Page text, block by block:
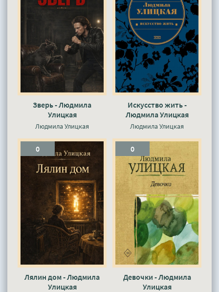
Зверь - Людмила
Улицкая
Людмила Улицкая
Искусство жить -
Людмила Улицкая
Людмила Улицкая
0
Лялин дом - Людмила
Улицкая
0
Девочки - Людмила
Улицкая